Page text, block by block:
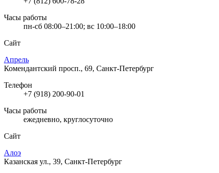
Часы работы
пн-сб 08:00–21:00; вс 10:00–18:00
Сайт
Апрель
Комендантский просп., 69, Санкт-Петербург
Телефон
+7 (918) 200-90-01
Часы работы
ежедневно, круглосуточно
Сайт
Алоэ
Казанская ул., 39, Санкт-Петербург